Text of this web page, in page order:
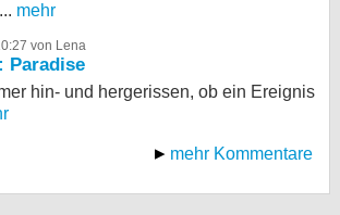
mehr
von Lena
Paradise
hin- und hergerissen, ob ein Ereignis
mehr Kommentare